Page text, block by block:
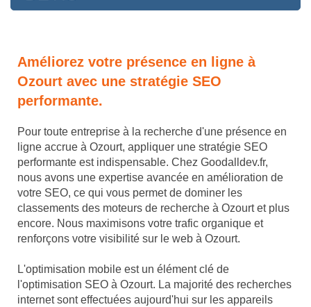
Améliorez votre présence en ligne à
Ozourt avec une stratégie SEO
performante.
Pour toute entreprise à la recherche d'une présence en
ligne accrue à Ozourt, appliquer une stratégie SEO
performante est indispensable. Chez Goodalldev.fr,
nous avons une expertise avancée en amélioration de
votre SEO, ce qui vous permet de dominer les
classements des moteurs de recherche à Ozourt et plus
encore. Nous maximisons votre trafic organique et
renforçons votre visibilité sur le web à Ozourt.
L'optimisation mobile est un élément clé de
l'optimisation SEO à Ozourt. La majorité des recherches
internet sont effectuées aujourd'hui sur les appareils